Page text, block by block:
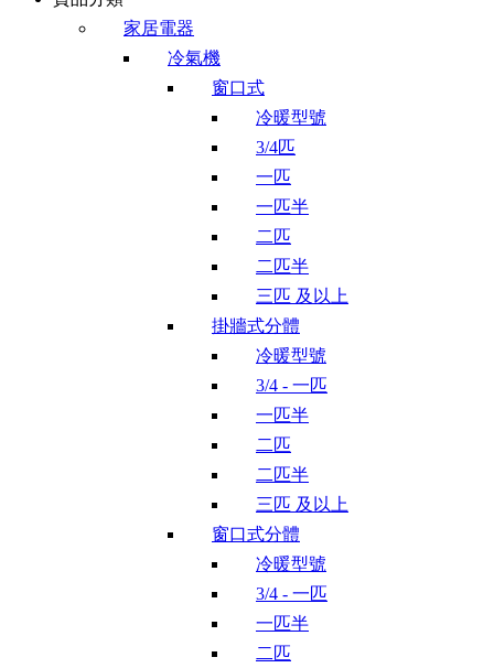
家居電器
冷氣機
窗口式
冷暖型號
3/4匹
一匹
一匹半
二匹
二匹半
三匹 及以上
掛牆式分體
冷暖型號
3/4 - 一匹
一匹半
二匹
二匹半
三匹 及以上
窗口式分體
冷暖型號
3/4 - 一匹
一匹半
二匹